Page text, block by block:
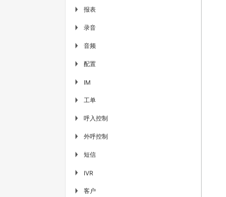
▶ 报表
▶ 录音
▶ 音频
▶ 配置
▶ IM
▶ 工单
▶ 呼入控制
▶ 外呼控制
▶ 短信
▶ IVR
▶ 客户